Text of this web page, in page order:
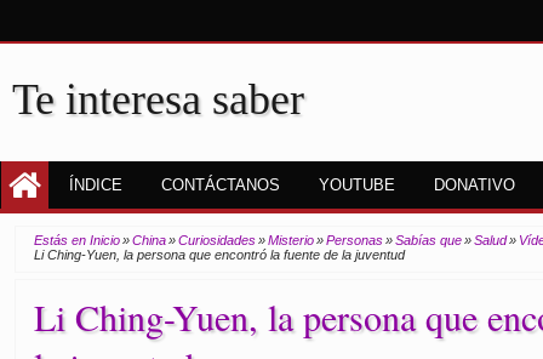
Te interesa saber
ÍNDICE CONTÁCTANOS YOUTUBE DONATIVO
Estás en Inicio»China»Curiosidades»Misterio»Personas»Sabías que»Salud»
Li Ching-Yuen, la persona que encontró la fuente de la juventud
Li Ching-Yuen, la persona que